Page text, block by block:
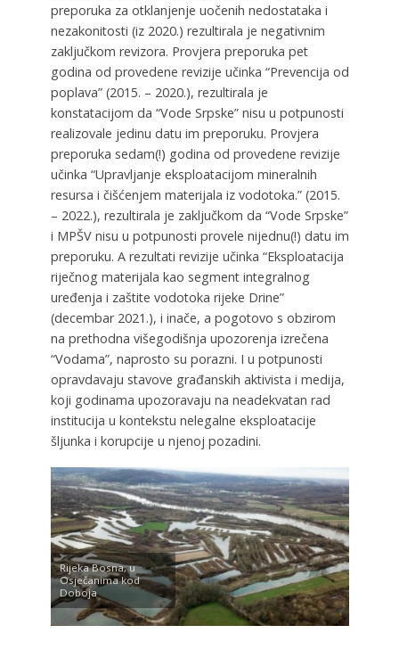
preporuka za otklanjenje uočenih nedostataka i
nezakonitosti (iz 2020.) rezultirala je negativnim
zaključkom revizora. Provjera preporuka pet
godina od provedene revizije učinka “Prevencija od
poplava” (2015. – 2020.), rezultirala je
konstatacijom da “Vode Srpske” nisu u potpunosti
realizovale jedinu datu im preporuku. Provjera
preporuka sedam(!) godina od provedene revizije
učinka “Upravljanje eksploatacijom mineralnih
resursa i čišćenjem materijala iz vodotoka.” (2015.
– 2022.), rezultirala je zaključkom da “Vode Srpske”
i MPŠV nisu u potpunosti provele nijednu(!) datu im
preporuku. A rezultati revizije učinka “Eksploatacija
riječnog materijala kao segment integralnog
uređenja i zaštite vodotoka rijeke Drine”
(decembar 2021.), i inače, a pogotovo s obzirom
na prethodna višegodišnja upozorenja izrečena
“Vodama”, naprosto su porazni. I u potpunosti
opravdavaju stavove građanskih aktivista i medija,
koji godinama upozoravaju na neadekvatan rad
institucija u kontekstu nelegalne eksploatacije
šljunka i korupcije u njenoj pozadini.
Rijeka Bosna, u
Osječanima kod
Doboja